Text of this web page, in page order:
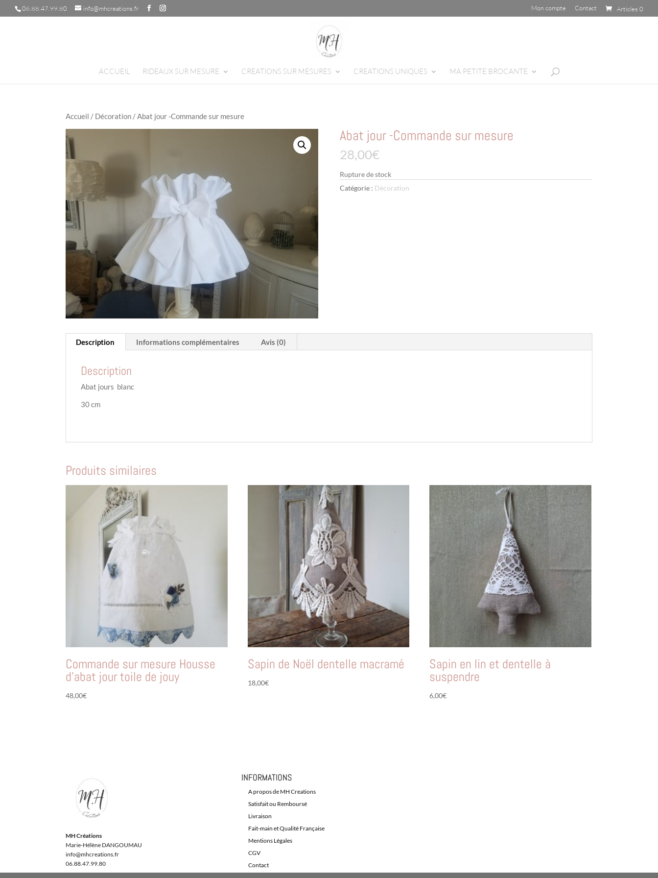
06.88.47.99.80 info@mhcreations.fr Mon compte Contact Articles 0
ACCUEIL RIDEAUX SUR MESURE CREATIONS SUR MESURES CREATIONS UNIQUES MA PETITE BROCANTE
Accueil / Décoration / Abat jour -Commande sur mesure
Abat jour -Commande sur mesure
28,00€
Rupture de stock
Catégorie : Décoration
Description Informations complémentaires Avis (0)
Description
Abat jours blanc
30 cm
Produits similaires
Commande sur mesure Housse
d’abat jour toile de jouy
48,00€
Sapin de Noël dentelle macramé
18,00€
Sapin en lin et dentelle à
suspendre
6,00€
MH Créations
Marie-Hélène DANGOUMAU
info@mhcreations.fr
06.88.47.99.80
INFORMATIONS
A propos de MH Creations
Satisfait ou Remboursé
Livraison
Fait-main et Qualité Française
Mentions Légales
CGV
Contact